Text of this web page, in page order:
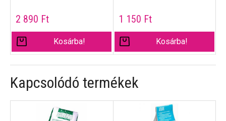
2 890 Ft
Kosárba!
1 150 Ft
Kosárba!
Kapcsolódó termékek